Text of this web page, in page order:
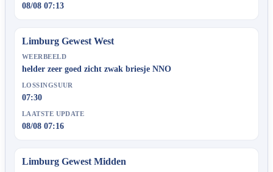
08/08 07:13
Limburg Gewest West
WEERBEELD
helder zeer goed zicht zwak briesje NNO
LOSSINGSUUR
07:30
LAATSTE UPDATE
08/08 07:16
Limburg Gewest Midden